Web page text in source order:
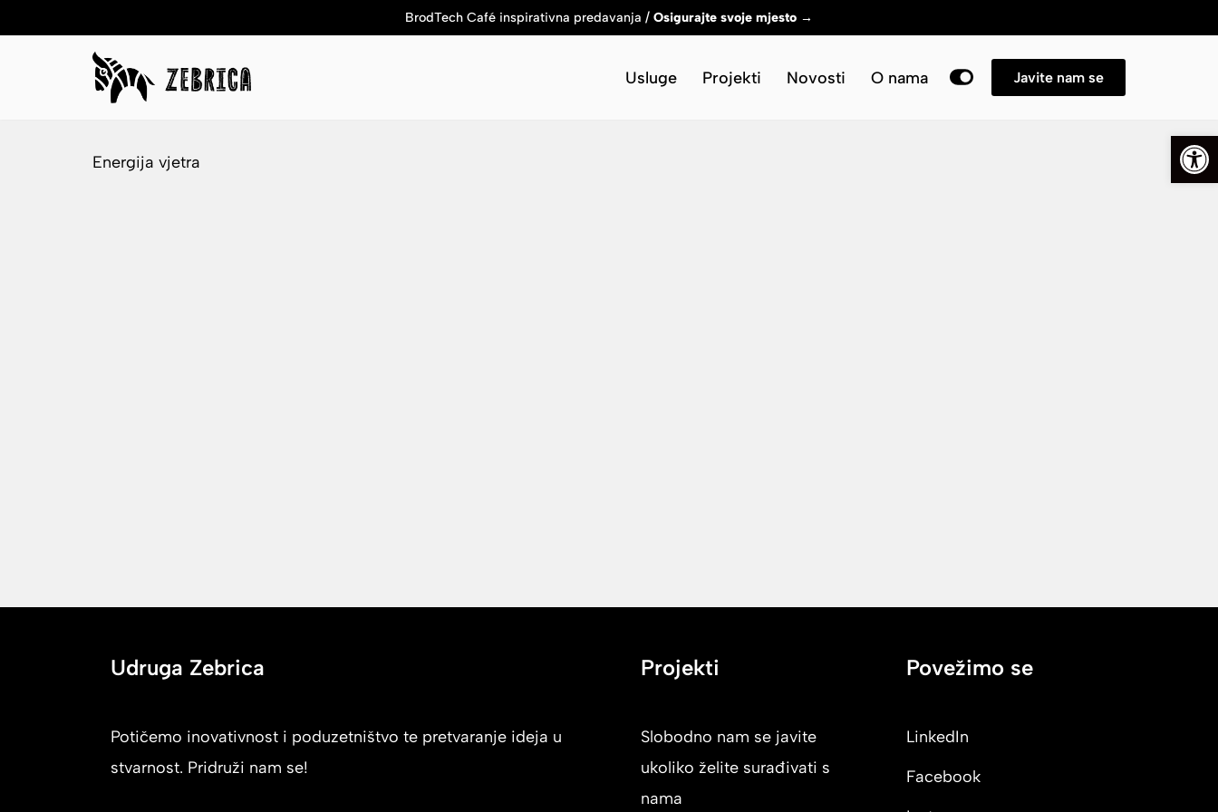
BrodTech Café inspirativna predavanja / Osigurajte svoje mjesto →
Usluge Projekti Novosti O nama Javite nam se
Energija vjetra
Udruga Zebrica
Potičemo inovativnost i poduzetništvo te pretvaranje ideja u
stvarnost. Pridruži nam se!
Projekti
Slobodno nam se javite
ukoliko želite surađivati s
nama
Povežimo se
LinkedIn
Facebook